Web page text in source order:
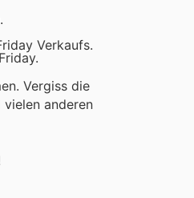
Verkaufs.
Vergiss die
vielen anderen